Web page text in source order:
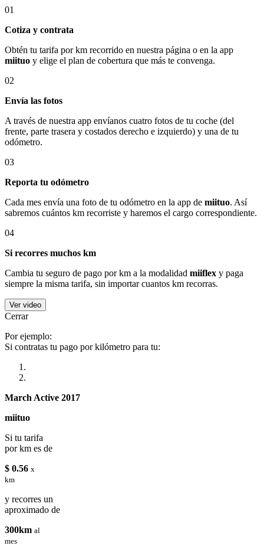
01
Cotiza y contrata
Obtén tu tarifa por km recorrido en nuestra página o en la app
miituo y elige el plan de cobertura que más te convenga.
02
Envía las fotos
A través de nuestra app envíanos cuatro fotos de tu coche (del
frente, parte trasera y costados derecho e izquierdo) y una de tu
odómetro.
03
Reporta tu odómetro
Cada mes envía una foto de tu odómetro en la app de miituo. Así
sabremos cuántos km recorriste y haremos el cargo correspondiente.
04
Si recorres muchos km
Cambia tu seguro de pago por km a la modalidad miiflex y paga
siempre la misma tarifa, sin importar cuantos km recorras.
Ver video
Cerrar
Por ejemplo:
Si contratas tu pago por kilómetro para tu:
March Active 2017
miituo
Si tu tarifa
por km es de
$ 0.56 x
km
y recorres un
aproximado de
300km al
mes